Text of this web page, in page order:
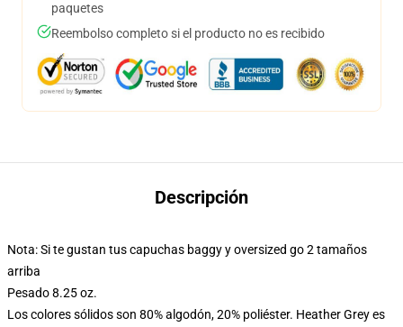
paquetes
Reembolso completo si el producto no es recibido
Descripción
Nota: Si te gustan tus capuchas baggy y oversized go 2 tamaños
arriba
Pesado 8.25 oz.
Los colores sólidos son 80% algodón, 20% poliéster. Heather Grey es